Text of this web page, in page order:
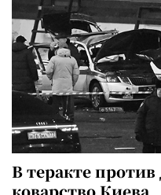
В теракте
коварство Киева